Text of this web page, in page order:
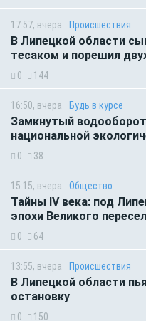
17:57, вчера Происшествия
В Липецкой области
тесаком и порешил
0 144
16:50, вчера Будь в курсе
Замкнутый
национальной
0 38
15:15, вчера Общество
Тайны IV века: под
эпохи Великого
0 64
13:55, вчера Происшествия
В Липецкой области
остановку
0 150